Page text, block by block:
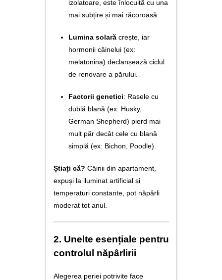
izolatoare, este înlocuită cu una
mai subțire și mai răcoroasă.
Lumina solarăcrește, iar
hormonii câinelui (ex:
melatonina) declanșează ciclul
de renovare a părului.
Factorii genetici: Rasele cu
dublă blană (ex: Husky,
German Shepherd) pierd mai
mult păr decât cele cu blană
simplă (ex: Bichon, Poodle).
Știați că? Câinii din apartament,
expuși la iluminat artificial și
temperaturi constante, pot năpârli
moderat tot anul.
2. Unelte esențiale pentru
controlul năpârlirii
Alegerea periei potrivite face